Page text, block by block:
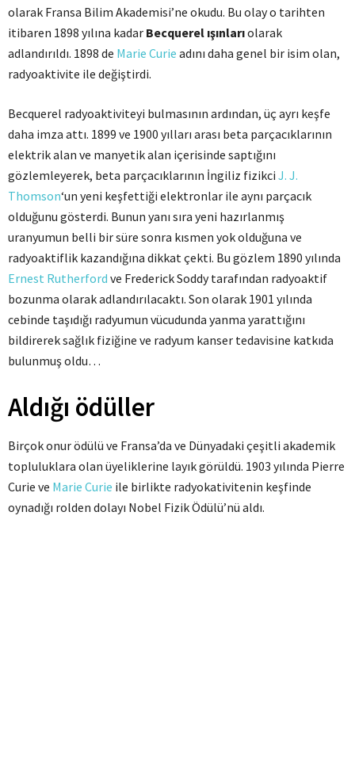
olarak Fransa Bilim Akademisi’ne okudu. Bu olay o tarihten
itibaren 1898 yılına kadar Becquerel ışınlarıolarak
adlandırıldı. 1898 de Marie Curie adını daha genel bir isim olan,
radyoaktivite ile değiştirdi.
Becquerel radyoaktiviteyi bulmasının ardından, üç ayrı keşfe
daha imza attı. 1899 ve 1900 yılları arası beta parçacıklarının
elektrik alan ve manyetik alan içerisinde saptığını
gözlemleyerek, beta parçacıklarının İngiliz fizikci J. J.
Thomson‘un yeni keşfettiği elektronlar ile aynı parçacık
olduğunu gösterdi. Bunun yanı sıra yeni hazırlanmış
uranyumun belli bir süre sonra kısmen yok olduğuna ve
radyoaktiflik kazandığına dikkat çekti. Bu gözlem 1890 yılında
Ernest Rutherford ve Frederick Soddy tarafından radyoaktif
bozunma olarak adlandırılacaktı. Son olarak 1901 yılında
cebinde taşıdığı radyumun vücudunda yanma yarattığını
bildirerek sağlık fiziğine ve radyum kanser tedavisine katkıda
bulunmuş oldu…
Aldığı ödüller
Birçok onur ödülü ve Fransa’da ve Dünyadaki çeşitli akademik
topluluklara olan üyeliklerine layık görüldü. 1903 yılında Pierre
Curie ve Marie Curie ile birlikte radyokativitenin keşfinde
oynadığı rolden dolayı Nobel Fizik Ödülü’nü aldı.